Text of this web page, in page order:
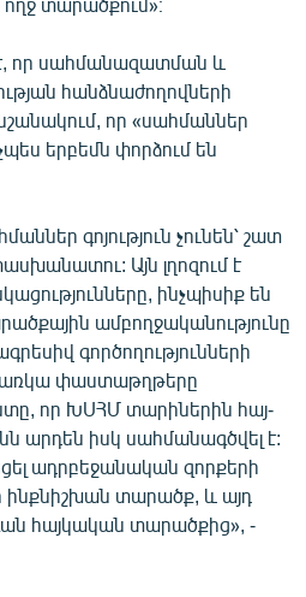
է, որ սահմանազատման և
հանձնաժողովների
որ «սահմաններ
երբեմն փորձում են
գոյություն չունեն՝ շատ
Այն լղոզում է
ինչպիսիք են
ամբողջականությունը
գործողությունների
փաստաթղթերը
որ ԽՍՀՄ տարիներին հայ-
արդեն իսկ սահմանագծվել է:
ադրբեջանական զորքերի
ինքնիշխան տարածք, և այդ
հայկական տարածքից», -